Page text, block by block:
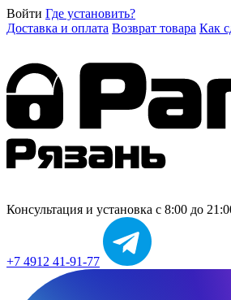
Войти Где установить?
Доставка и оплата Возврат товара Как
Консультация и установка с 8:00 до
+7 4912 41-91-77